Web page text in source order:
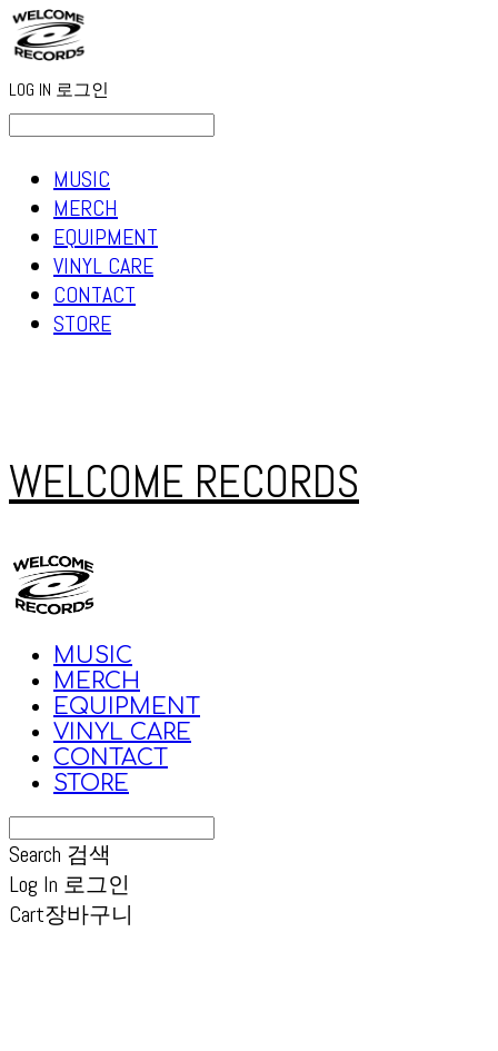
LOG IN 로그인
MUSIC
MERCH
EQUIPMENT
VINYL CARE
CONTACT
STORE
WELCOME RECORDS
MUSIC
MERCH
EQUIPMENT
VINYL CARE
CONTACT
STORE
Search 검색
Log In 로그인
Cart장바구니